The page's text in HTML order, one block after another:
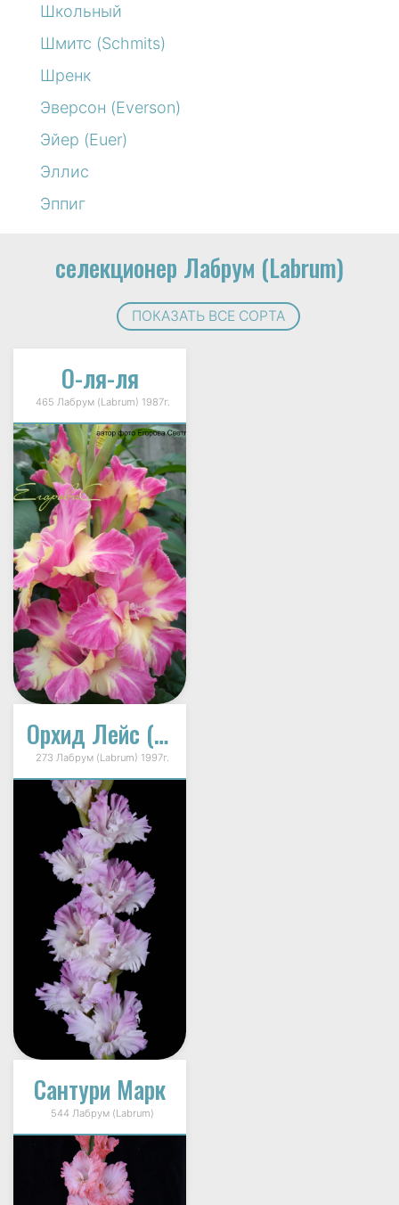
Школьный
Шмитс (Schmits)
Шренк
Эверсон (Everson)
Эйер (Euer)
Эллис
Эппиг
селекционер Лабрум (Labrum)
ПОКАЗАТЬ ВСЕ СОРТА
О-ля-ля
465 Лабрум (Labrum) 1987г.
Орхид Лейс (Орхидейные Кружева)
273 Лабрум (Labrum) 1997г.
Сантури Марк
544 Лабрум (Labrum)